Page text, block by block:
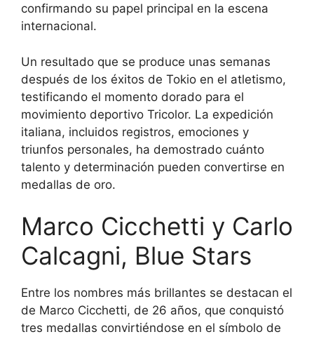
confirmando su papel principal en la escena
internacional.
Un resultado que se produce unas semanas
después de los éxitos de Tokio en el atletismo,
testificando el momento dorado para el
movimiento deportivo Tricolor. La expedición
italiana, incluidos registros, emociones y
triunfos personales, ha demostrado cuánto
talento y determinación pueden convertirse en
medallas de oro.
Marco Cicchetti y Carlo
Calcagni, Blue Stars
Entre los nombres más brillantes se destacan el
de Marco Cicchetti, de 26 años, que conquistó
tres medallas convirtiéndose en el símbolo de